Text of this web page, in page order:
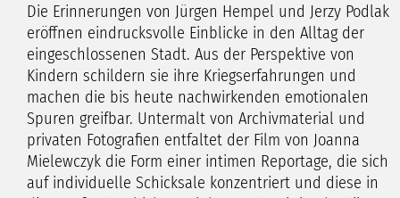
Die Erinnerungen von Jürgen Hempel und Jerzy Podlak
eröffnen eindrucksvolle Einblicke in den Alltag der
eingeschlossenen Stadt. Aus der Perspektive von
Kindern schildern sie ihre Kriegserfahrungen und
machen die bis heute nachwirkenden emotionalen
Spuren greifbar. Untermalt von Archivmaterial und
privaten Fotografien entfaltet der Film von Joanna
Mielewczyk die Form einer intimen Reportage, die sich
auf individuelle Schicksale konzentriert und diese in